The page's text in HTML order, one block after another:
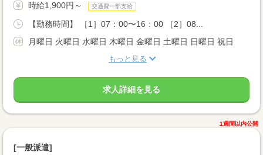
時給1,900円～ 交通費一部支給
【勤務時間】 ［1］07：00〜16：00 ［2］08...
月曜日 火曜日 水曜日 木曜日 金曜日 土曜日 日曜日 祝日
もっと見る
求人詳細を見る
1週間以内公開
[一般派遣]